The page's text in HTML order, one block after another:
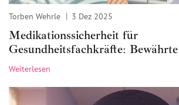
Torben Wehrle 3 Dez 2025
Medikationssicherheit für
Gesundheitsfachkräfte:
Schulungen 2025
Weiterlesen